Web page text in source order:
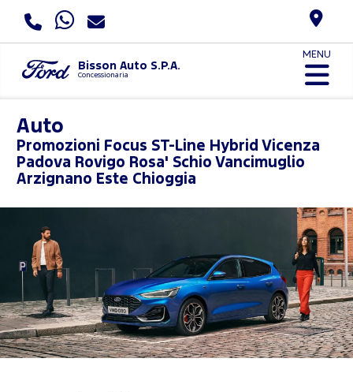
Bisson Auto S.P.A.
Concessionaria
MENU
Auto
Promozioni Focus ST-Line Hybrid Vicenza
Padova Rovigo Rosa' Schio Vancimuglio
Arzignano Este Chioggia